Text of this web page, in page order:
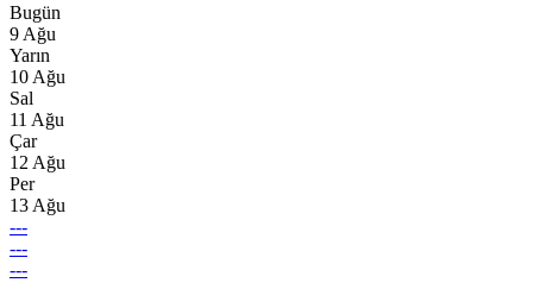
Bugün
9 Ağu
Yarın
10 Ağu
Sal
11 Ağu
Çar
12 Ağu
Per
13 Ağu
---
---
---